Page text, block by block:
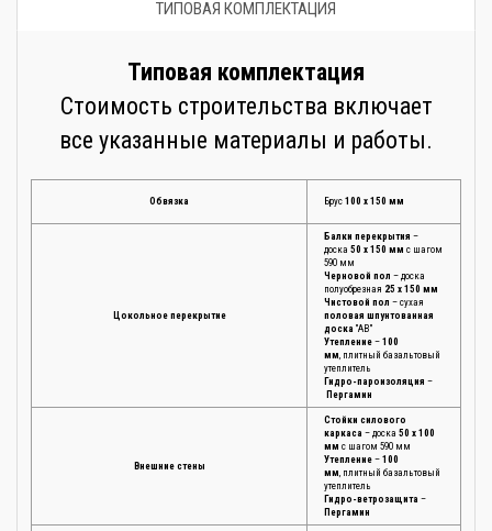
ТИПОВАЯ КОМПЛЕКТАЦИЯ
Типовая комплектация
Стоимость строительства включает
все указанные материалы и работы.
Обвязка Брус 100 х 150 мм
Цокольное перекрытие
Балки перекрытия –
доска 50 х 150 мм с шагом
590 мм
Черновой пол – доска
полуобрезная 25 х 150 мм
Чистовой пол – сухая
половая шпунтованная
доска "АВ"
Утепление – 100
мм, плитный базальтовый
утеплитель
Гидро-пароизоляция –
Пергамин
Внешние стены
Стойки силового
каркаса – доска 50 х 100
мм с шагом 590 мм
Утепление – 100
мм, плитный базальтовый
утеплитель
Гидро-ветрозащита –
Пергамин